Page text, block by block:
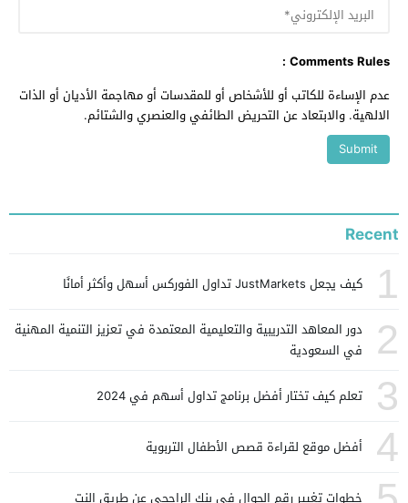
Comments Rules :
عدم الإساءة للكاتب أو للأشخاص أو للمقدسات أو مهاجمة الأديان أو الذات
الالهية. والابتعاد عن التحريض الطائفي والعنصري والشتائم.
Recent
1 كيف يجعل JustMarkets تداول الفوركس أسهل وأكثر أمانًا
2
دور المعاهد التدريبية والتعليمية المعتمدة في تعزيز التنمية المهنية
في السعودية
3 تعلم كيف تختار أفضل برنامج تداول أسهم في 2024
4 أفضل موقع لقراءة قصص الأطفال التربوية
خطوات تغيير رقم الجوال في بنك الراجحي عن طريق النت